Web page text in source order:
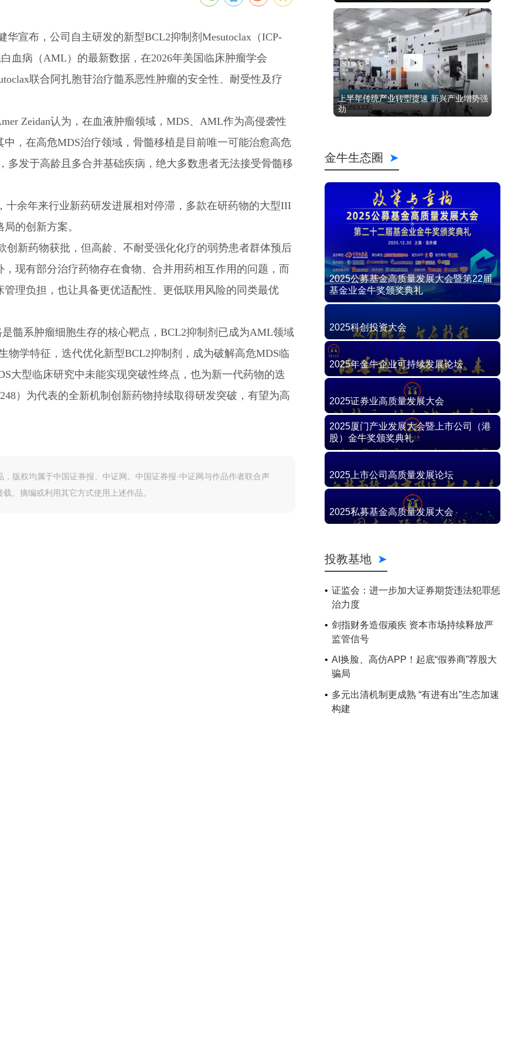
宣布，公司自主研发的新型BCL2抑制剂Mesutoclax（ICP-
血病（AML）的最新数据，在2026年美国临床肿瘤学会
联合阿扎胞苷治疗髓系恶性肿瘤的安全性、耐受性及疗
Zeidan认为，在血液肿瘤领域，MDS、AML作为高侵袭性
，在高危MDS治疗领域，骨髓移植是目前唯一可能治愈高危
多发于高龄且多合并基础疾病，绝大多数患者无法接受骨髓移
十余年来行业新药研发进展相对停滞，多款在研药物的大型III
的创新方案。
新药物获批，但高龄、不耐受强化化疗的弱势患者群体预后
现有部分治疗药物存在食物、合并用药相互作用的问题，而
理负担，也让具备更优适配性、更低联用风险的同类最优
髓系肿瘤细胞生存的核心靶点，BCL2抑制剂已成为AML领域
学特征，迭代优化新型BCL2抑制剂，成为破解高危MDS临
大型临床研究中未能实现突破性终点，也为新一代药物的迭
）为代表的全新机制创新药物持续取得研发突破，有望为高
版权均属于中国证券报、中证网。中国证券报·中证网与作品作者联合声
、摘编或利用其它方式使用上述作品。